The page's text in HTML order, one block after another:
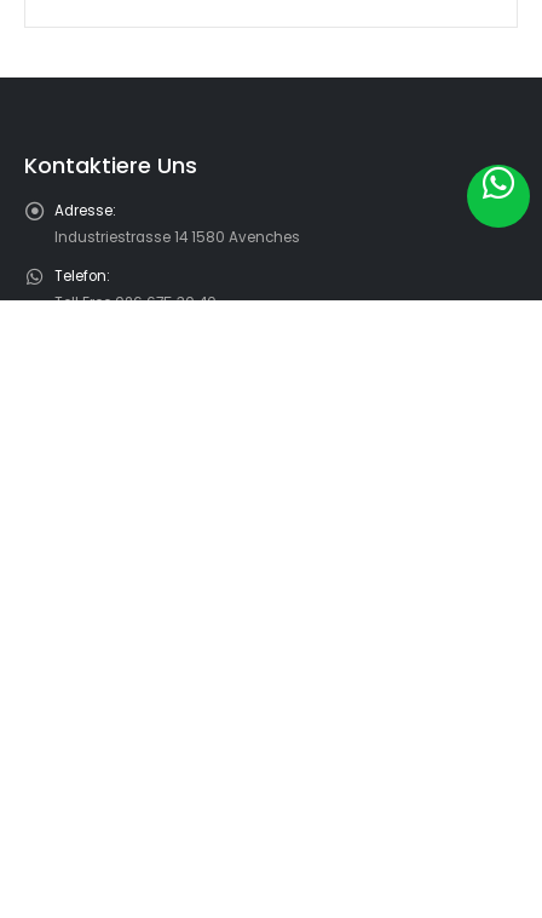
Kontaktiere Uns
Adresse:
Industriestrasse 14 1580 Avenches
Telefon:
Toll Free 026 675 30 40